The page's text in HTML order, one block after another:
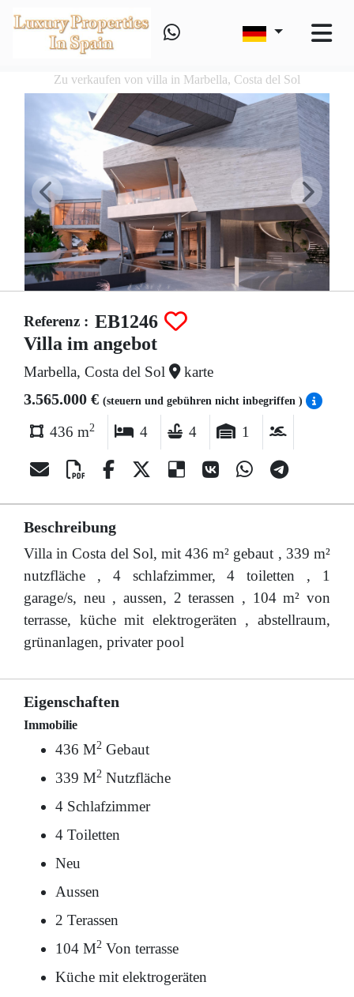
Zu verkaufen von villa in Marbella, Costa del Sol
Referenz : EB1246
Villa im angebot
Marbella, Costa del Sol karte
3.565.000 € (steuern und gebühren nicht inbegriffen )
436 m2 4 4 1
Beschreibung
Villa in Costa del Sol, mit 436 m² gebaut , 339 m²
nutzfläche , 4 schlafzimmer, 4 toiletten , 1
garage/s, neu , aussen, 2 terassen , 104 m² von
terrasse, küche mit elektrogeräten , abstellraum,
grünanlagen, privater pool
Eigenschaften
Immobilie
436 M2 Gebaut
339 M2 Nutzfläche
4 Schlafzimmer
4 Toiletten
Neu
Aussen
2 Terassen
104 M2 Von terrasse
Küche mit elektrogeräten